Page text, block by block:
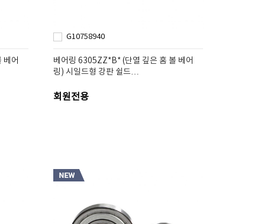
베어
G10758940
베어링 6305ZZ*B* (단열 깊은 홈 볼 베어
링) 시일드형 강판 쉴드…
회원전용